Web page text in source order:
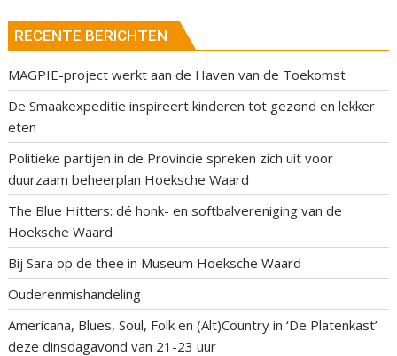
RECENTE BERICHTEN
MAGPIE-project werkt aan de Haven van de Toekomst
De Smaakexpeditie inspireert kinderen tot gezond en lekker
eten
Politieke partijen in de Provincie spreken zich uit voor
duurzaam beheerplan Hoeksche Waard
The Blue Hitters: dé honk- en softbalvereniging van de
Hoeksche Waard
Bij Sara op de thee in Museum Hoeksche Waard
Ouderenmishandeling
Americana, Blues, Soul, Folk en (Alt)Country in ‘De Platenkast’
deze dinsdagavond van 21-23 uur